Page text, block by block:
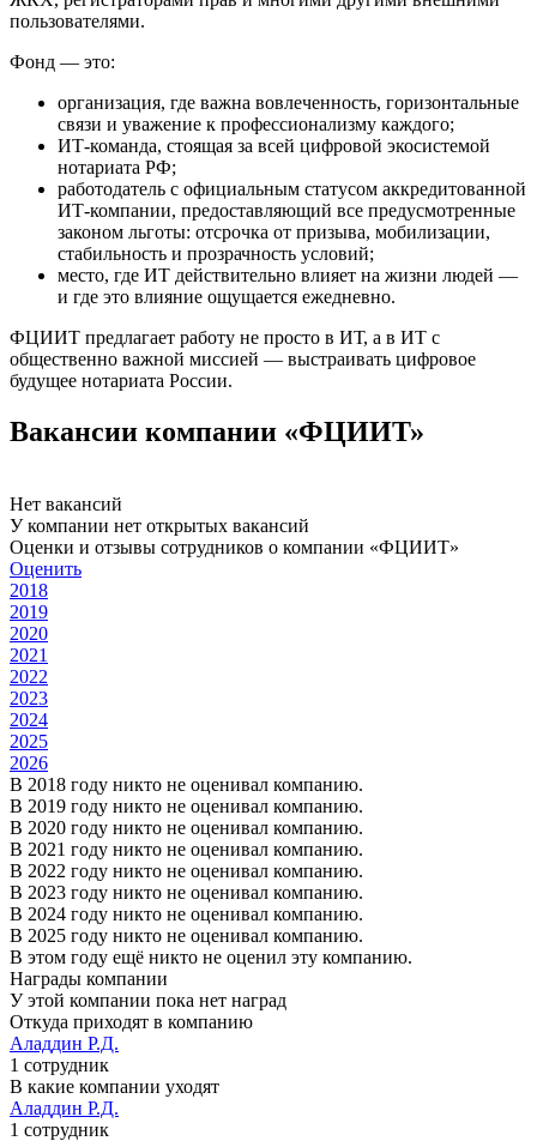
пользователями.
Фонд — это:
организация, где важна вовлеченность, горизонтальные
связи и уважение к профессионализму каждого;
ИТ-команда, стоящая за всей цифровой экосистемой
нотариата РФ;
работодатель с официальным статусом аккредитованной
ИТ-компании, предоставляющий все предусмотренные
законом льготы: отсрочка от призыва, мобилизации,
стабильность и прозрачность условий;
место, где ИТ действительно влияет на жизни людей —
и где это влияние ощущается ежедневно.
ФЦИИТ предлагает работу не просто в ИТ, а в ИТ с
общественно важной миссией — выстраивать цифровое
будущее нотариата России.
Вакансии компании «ФЦИИТ»
Нет вакансий
У компании нет открытых вакансий
Оценки и отзывы сотрудников о компании «ФЦИИТ»
Оценить
2018
2019
2020
2021
2022
2023
2024
2025
2026
В 2018 году никто не оценивал компанию.
В 2019 году никто не оценивал компанию.
В 2020 году никто не оценивал компанию.
В 2021 году никто не оценивал компанию.
В 2022 году никто не оценивал компанию.
В 2023 году никто не оценивал компанию.
В 2024 году никто не оценивал компанию.
В 2025 году никто не оценивал компанию.
В этом году ещё никто не оценил эту компанию.
Награды компании
У этой компании пока нет наград
Откуда приходят в компанию
Аладдин Р.Д.
1 сотрудник
В какие компании уходят
Аладдин Р.Д.
1 сотрудник